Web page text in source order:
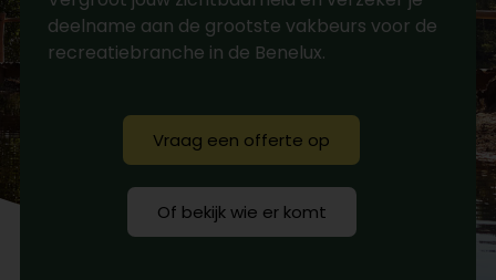
deelname aan de grootste vakbeurs voor de
recreatiebranche in de Benelux.
Vraag een offerte op
Of bekijk wie er komt